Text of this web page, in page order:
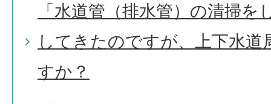
「水道管（排水管）の清掃
してきたのですが、上下水
すか？